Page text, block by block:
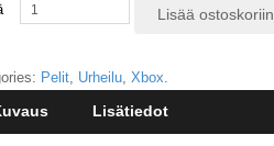
Lisää ostoskoriin
Pelit, Urheilu, Xbox.
Lisätiedot